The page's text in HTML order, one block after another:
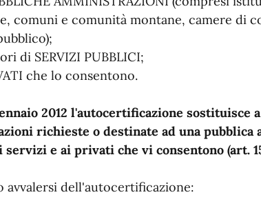
comuni e comunità montane, camere di
di SERVIZI PUBBLICI;
che lo consentono.
2012 l'autocertificazione
richieste o destinate ad una
e ai privati che vi consentono (art.
avvalersi dell'autocertificazione: